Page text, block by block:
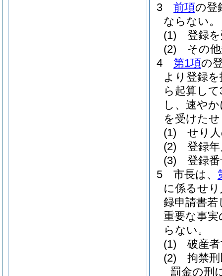
3
前項の登
ならない。
(1)
登録
(2)
その
4
第1項の
より登録
ら起算し
し、速や
を受けた
(1)
せり
(2)
登録
(3)
登録
5
市長は、
に係るせ
録申請書
重要な事
らない。
(1)
破産
(2)
拘禁
罰金の刑